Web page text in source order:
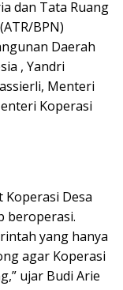
dan Tata Ruang
BPN)
Daerah
, Yandri
Menteri
Koperasi
Koperasi Desa
beroperasi.
yang hanya
agar Koperasi
ujar Budi Arie